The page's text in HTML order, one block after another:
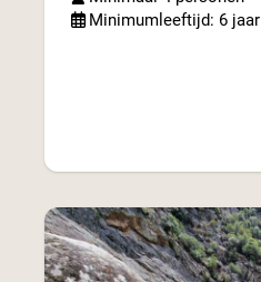
Minimumleeftijd: 6 jaar